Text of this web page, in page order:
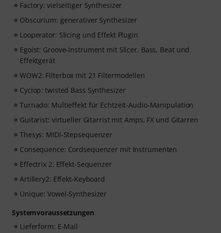
Factory: vielseitiger Synthesizer
Obscurium: generativer Synthesizer
Looperator: Slicing und Effekt Plugin
Egoist: Groove-Instrument mit Slicer, Bass, Beat und
Effektgerät
WOW2: Filterbox mit 21 Filtermodellen
Cyclop: twisted Bass Synthesizer
Turnado: Multieffekt für Echtzeit-Audio-Manipulation
Guitarist: virtueller Gitarrist mit Amps, FX und Gitarren
Thesys: MIDI-Stepsequenzer
Consequence: Cordsequenzer mit Instrumenten
Effectrix 2: Effekt-Sequenzer
Artillery2: Effekt-Keyboard
Unique: Vowel-Synthesizer
Systemvoraussetzungen
Lieferform: E-Mail